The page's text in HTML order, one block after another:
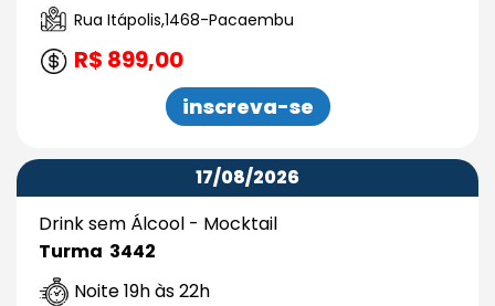
Rua Itápolis,1468-Pacaembu
R$ 899,00
inscreva-se
17/08/2026
Drink sem Álcool - Mocktail
Turma 3442
Noite 19h às 22h